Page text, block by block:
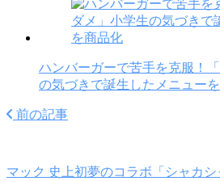
ハンバーガーで苦手を克服！
の気づきで誕生したメニュー
前の記事
マック 史上初夢のコラボ「シャカ